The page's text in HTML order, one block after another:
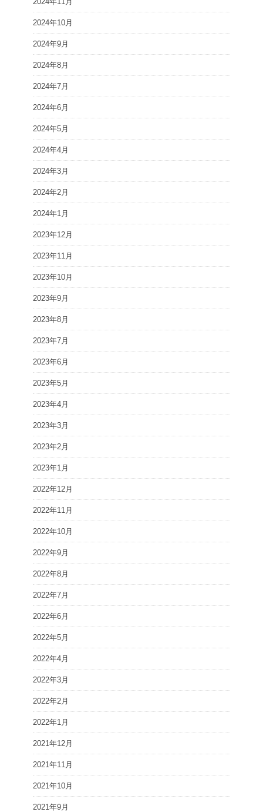
2024年10月
2024年9月
2024年8月
2024年7月
2024年6月
2024年5月
2024年4月
2024年3月
2024年2月
2024年1月
2023年12月
2023年11月
2023年10月
2023年9月
2023年8月
2023年7月
2023年6月
2023年5月
2023年4月
2023年3月
2023年2月
2023年1月
2022年12月
2022年11月
2022年10月
2022年9月
2022年8月
2022年7月
2022年6月
2022年5月
2022年4月
2022年3月
2022年2月
2022年1月
2021年12月
2021年11月
2021年10月
2021年9月